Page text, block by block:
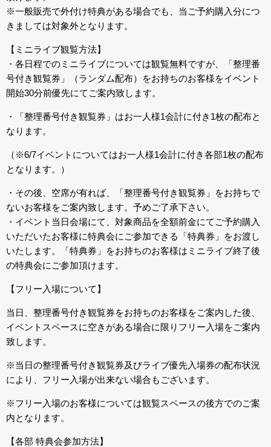
※一般販売で外付け特典がある場合でも、当ご予約購入分につ
きましては対象外となります。
【ミニライブ観覧方法】
・各日程でのミニライブについては観覧無料ですが、「整理番
号付き観覧券」（ランダム配布）をお持ちのお客様をイベント
開始30分前優先にてご案内致します。
・「整理番号付き観覧券」はお一人様1会計に付き1枚の配布と
なります。
（※6/7イベントについてはお一人様1会計に付き各部1枚の配布
となります。）
・その後、空席が有れば、「整理番号付き観覧券」をお持ちで
ないお客様をご案内致します。予めご了承下さい。
・イベント当日会場にて、対象商品を全額前金にてご予約購入
いただいたお客様に特典会にご参加できる「特典券」をお渡し
いたします。「特典券」をお持ちのお客様はミニライブ終了後
の特典会にご参加頂けます。
【フリー入場について】
当日、整理番号付き観覧券をお持ちのお客様をご案内した後、
イベントスペースに空きがある場合に限りフリー入場をご案内
致します。
※当日の整理番号付き観覧券及びライブ優先入場券の配布状況
により、フリー入場が出来ない場合もございます。
※フリー入場のお客様については観覧スペースの後方でのご案
内となります。
【各部 特典会参加方法】